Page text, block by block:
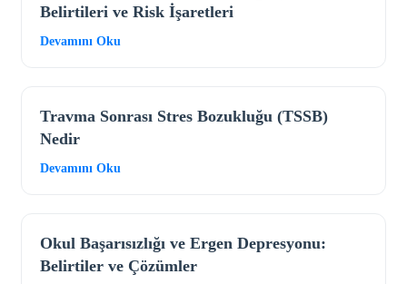
Belirtileri ve Risk İşaretleri
Devamını Oku
Travma Sonrası Stres Bozukluğu (TSSB)
Nedir
Devamını Oku
Okul Başarısızlığı ve Ergen Depresyonu:
Belirtiler ve Çözümler